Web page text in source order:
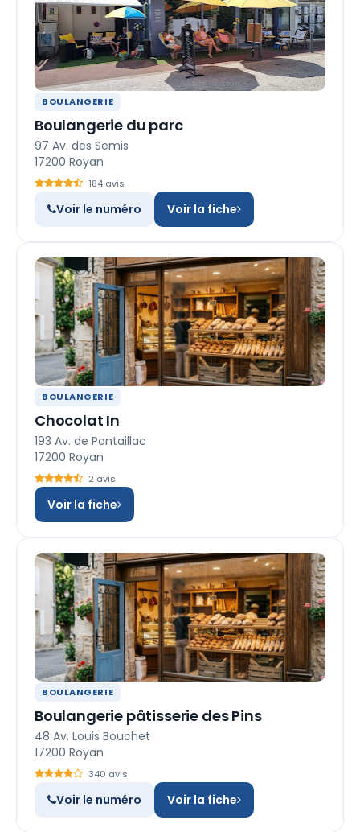
BOULANGERIE
Boulangerie du parc
97 Av. des Semis
17200 Royan
184 avis
Voir le numéro Voir la fiche
BOULANGERIE
Chocolat In
193 Av. de Pontaillac
17200 Royan
2 avis
Voir la fiche
BOULANGERIE
Boulangerie pâtisserie des Pins
48 Av. Louis Bouchet
17200 Royan
340 avis
Voir le numéro Voir la fiche